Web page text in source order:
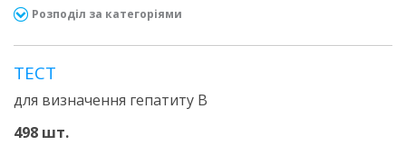
Розподіл за категоріями
ТЕСТ
для визначення гепатиту В
498 шт.